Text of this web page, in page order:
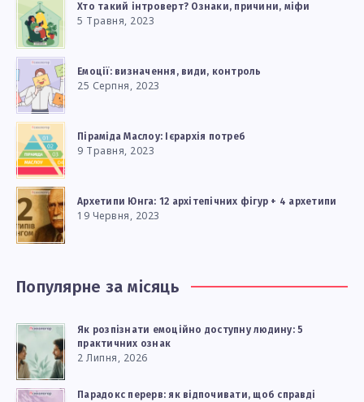
Хто такий інтроверт? Ознаки, причини, міфи
5 Травня, 2023
Емоції: визначення, види, контроль
25 Серпня, 2023
Піраміда Маслоу: Ієрархія потреб
9 Травня, 2023
Архетипи Юнга: 12 архітепічних фігур + 4 архетипи
19 Червня, 2023
Популярне за місяць
Як розпізнати емоційно доступну людину: 5
практичних ознак
2 Липня, 2026
Парадокс перерв: як відпочивати, щоб справді